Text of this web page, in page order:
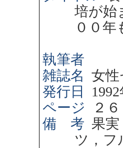
培が始
００
執筆者
雑誌名 女
発行日
1992
ページ
２
備 考 果
ツ，フ